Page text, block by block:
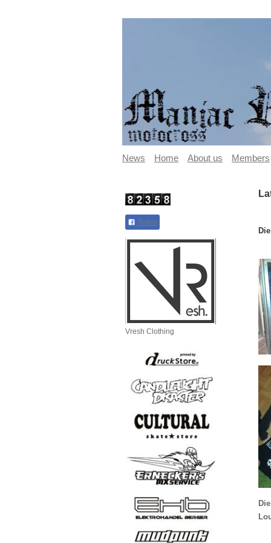
News Home About us Members
Teilen
Vresh Clothing